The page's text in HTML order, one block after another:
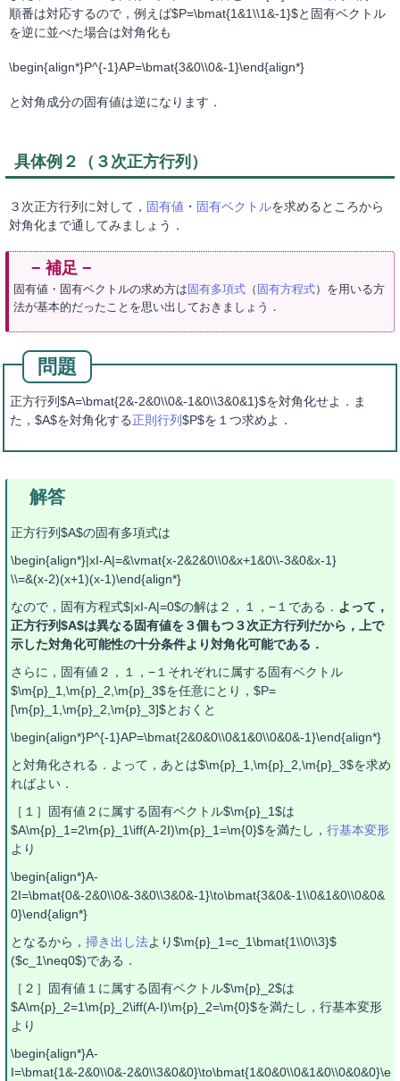
順番は対応するので，例えば$P=\bmat{1&1\\1&-1}$と固有ベクトル
を逆に並べた場合は対角化も
\begin{align*}P^{-1}AP=\bmat{3&0\\0&-1}\end{align*}
と対角成分の固有値は逆になります．
具体例２（３次正方行列）
３次正方行列に対して， 固有値 ・ 固有ベクトルを求めるところから
対角化まで通してみましょう．
固有値・固有ベクトルの求め方は 固有多項式 （ 固有方程式）を用いる方
法が基本的だったことを思い出しておきましょう．
正方行列$A=\bmat{2&-2&0\\0&-1&0\\3&0&1}$を対角化せよ．ま
た，$A$を対角化する正則行列$P$を１つ求めよ．
正方行列$A$の固有多項式は
\begin{align*}|xI-A|=&\vmat{x-2&2&0\\0&x+1&0\\-3&0&x-1}
\\=&(x-2)(x+1)(x-1)\end{align*}
なので，固有方程式$|xI-A|=0$の解は２，１，−１である． よって，
正方行列$A$は異なる固有値を３個もつ３次正方行列だから，上で
示した対角化可能性の十分条件より対角化可能である．
さらに，固有値２，１，−１それぞれに属する固有ベクトル
$\m{p}_1,\m{p}_2,\m{p}_3$を任意にとり，$P=
[\m{p}_1,\m{p}_2,\m{p}_3]$とおくと
\begin{align*}P^{-1}AP=\bmat{2&0&0\\0&1&0\\0&0&-1}\end{align*}
と対角化される．よって，あとは$\m{p}_1,\m{p}_2,\m{p}_3$を求め
ればよい．
［１］固有値２に属する固有ベクトル$\m{p}_1$は
$A\m{p}_1=2\m{p}_1\iff(A-2I)\m{p}_1=\m{0}$を満たし， 行基本変形
より
\begin{align*}A-
2I=\bmat{0&-2&0\\0&-3&0\\3&0&-1}\to\bmat{3&0&-1\\0&1&0\\0&0&
0}\end{align*}
となるから， 掃き出し法より$\m{p}_1=c_1\bmat{1\\0\\3}$
($c_1\neq0$)である．
［２］固有値１に属する固有ベクトル$\m{p}_2$は
$A\m{p}_2=1\m{p}_2\iff(A-I)\m{p}_2=\m{0}$を満たし，行基本変形
より
\begin{align*}A-
I=\bmat{1&-2&0\\0&-2&0\\3&0&0}\to\bmat{1&0&0\\0&1&0\\0&0&0}\e